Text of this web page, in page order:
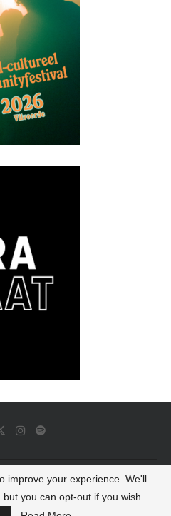
All Rights Reserved
TO TOP
improve your experience. We'll
you can opt-out if you wish.